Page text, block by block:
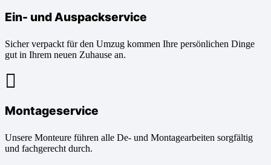
Ein- und Auspackservice
Sicher verpackt für den Umzug kommen Ihre persönlichen Dinge
gut in Ihrem neuen Zuhause an.
Montageservice
Unsere Monteure führen alle De- und Montagearbeiten sorgfältig
und fachgerecht durch.